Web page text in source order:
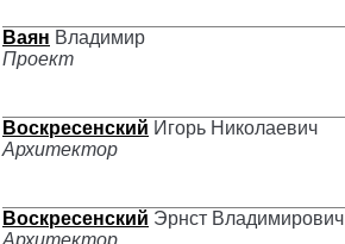
Ваян Владимир
Проект
Воскресенский Игорь Николаевич
Архитектор
Воскресенский Эрнст Владимирович
Архитектор